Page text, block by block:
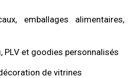
emballages alimentaires,
PLV et goodies personnalisés
de vitrines